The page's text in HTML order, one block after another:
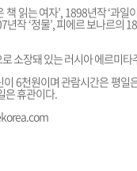
읽는 여자’, 1898년작 ‘과
작 ‘정물’, 피에르 보나르의
소장돼 있는 러시아 에르미
6천원이며 관람시간은 평
은 휴관이다.